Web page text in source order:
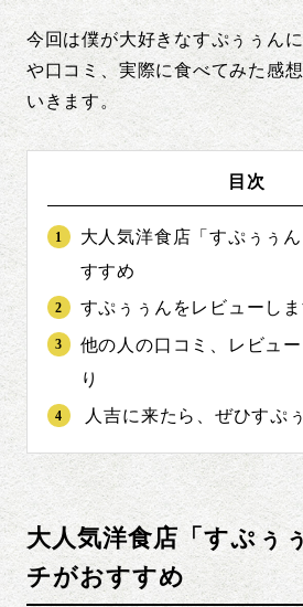
今回は僕が大好きなすぷぅぅん
や口コミ、実際に食べてみた感
いきます。
目次
大人気洋食店「すぷぅぅ
すすめ
すぷぅぅんをレビューしま
他の人の口コミ、レビュ
り
人吉に来たら、ぜひすぷ
大人気洋食店「すぷぅ
チがおすすめ